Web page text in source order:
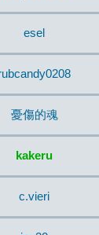
esel
憂傷的魂
kakeru
c.vieri